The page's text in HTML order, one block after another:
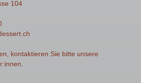
104
kontaktieren Sie bitte unsere